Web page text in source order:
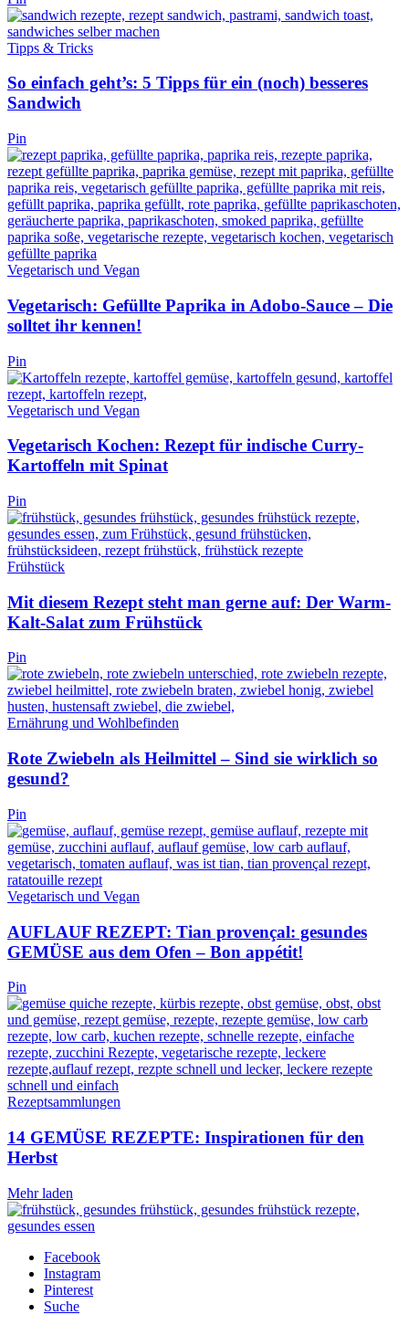
Tipps & Tricks
So einfach geht’s: 5 Tipps für ein (noch) besseres
Sandwich
Pin
Vegetarisch und Vegan
Vegetarisch: Gefüllte Paprika in Adobo-Sauce – Die
solltet ihr kennen!
Pin
Vegetarisch und Vegan
Vegetarisch Kochen: Rezept für indische Curry-
Kartoffeln mit Spinat
Pin
Frühstück
Mit diesem Rezept steht man gerne auf: Der Warm-
Kalt-Salat zum Frühstück
Pin
Ernährung und Wohlbefinden
Rote Zwiebeln als Heilmittel – Sind sie wirklich so
gesund?
Pin
Vegetarisch und Vegan
AUFLAUF REZEPT: Tian provençal: gesundes
GEMÜSE aus dem Ofen – Bon appétit!
Pin
Rezeptsammlungen
14 GEMÜSE REZEPTE: Inspirationen für den
Herbst
Mehr laden
Facebook
Instagram
Pinterest
Suche